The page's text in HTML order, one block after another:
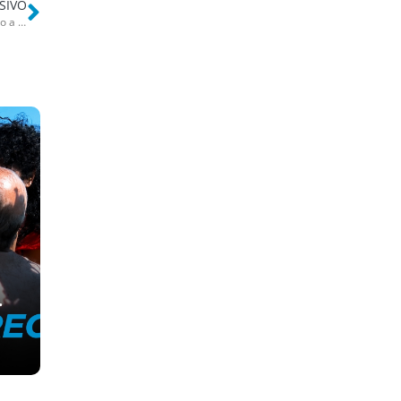
Bari, pusher infedele pestato a Santo Spirito: 8 affiliati agli Strisciuglio a processo. Tra loro anche donne – NOMI